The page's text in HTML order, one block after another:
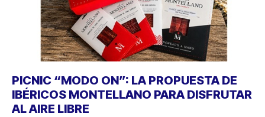
PICNIC “MODO ON”: LA PROPUESTA DE
IBÉRICOS MONTELLANO PARA DISFRUTAR
AL AIRE LIBRE